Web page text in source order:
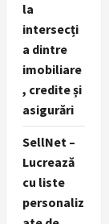
la
intersecți
a dintre
imobiliare
, credite și
asigurări
SellNet –
Lucrează
cu liste
personaliz